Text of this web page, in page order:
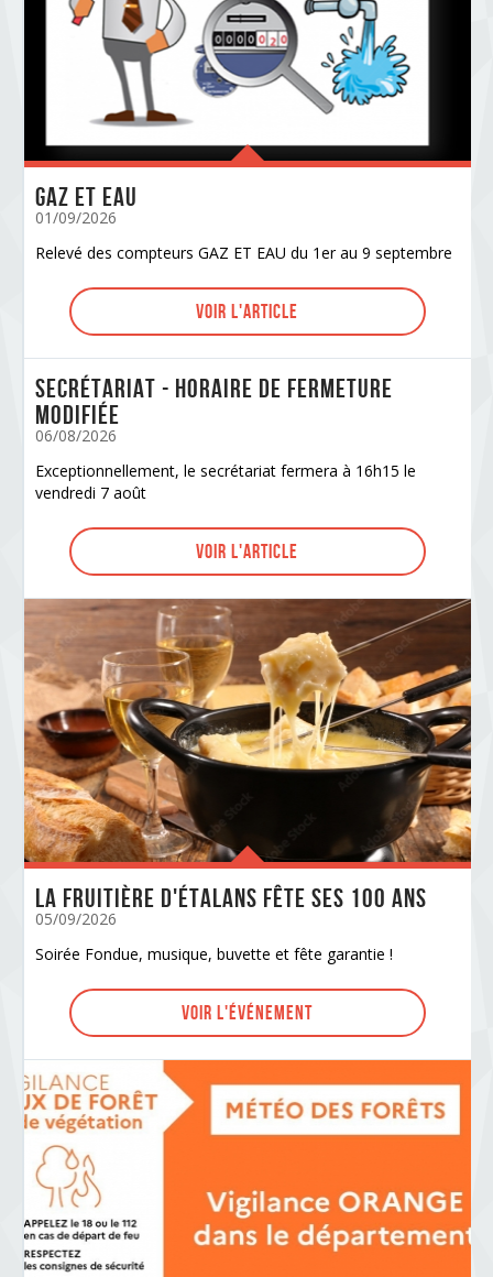
GAZ ET EAU
01/09/2026
Relevé des compteurs GAZ ET EAU du 1er au 9 septembre
Voir l'article
Secrétariat - horaire de fermeture
modifiée
06/08/2026
Exceptionnellement, le secrétariat fermera à 16h15 le
vendredi 7 août
Voir l'article
La Fruitière d'Étalans fête ses 100 ans
05/09/2026
Soirée Fondue, musique, buvette et fête garantie !
Voir l'événement